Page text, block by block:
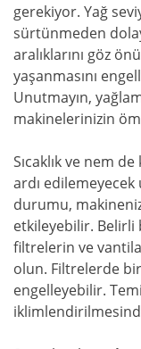
gerekiyor. Yağ
sürtünmeden
aralıklarını göz
yaşanmasını
Unutmayın,
makinelerinizin
Sıcaklık ve nem
ardı
durumu,
etkileyebilir. Belirli
filtrelerin ve
olun. Filtrelerde
engelleyebilir.